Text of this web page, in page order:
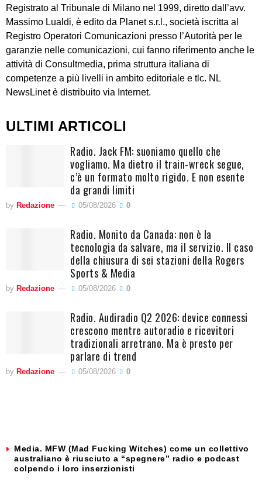
Registrato al Tribunale di Milano nel 1999, diretto dall’avv.
Massimo Lualdi, è edito da Planet s.r.l., società iscritta al
Registro Operatori Comunicazioni presso l’Autorità per le
garanzie nelle comunicazioni, cui fanno riferimento anche le
attività di Consultmedia, prima struttura italiana di
competenze a più livelli in ambito editoriale e tlc. NL
NewsLinet è distribuito via Internet.
ULTIMI ARTICOLI
Radio. Jack FM: suoniamo quello che
vogliamo. Ma dietro il train-wreck segue,
c’è un formato molto rigido. E non esente
da grandi limiti
by Redazione 05/08/2026 0
Radio. Monito da Canada: non è la
tecnologia da salvare, ma il servizio. Il caso
della chiusura di sei stazioni della Rogers
Sports & Media
by Redazione 05/08/2026 0
Radio. Audiradio Q2 2026: device connessi
crescono mentre autoradio e ricevitori
tradizionali arretrano. Ma è presto per
parlare di trend
by Redazione 05/08/2026 0
Media. MFW (Mad Fucking Witches) come un collettivo
australiano è riusciuto a “spegnere” radio e podcast
colpendo i loro inserzionisti